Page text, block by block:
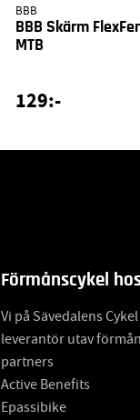
BBB
BBB Skärm
MTB
129:-
Förmånscykel
Vi på Sävedalens
leverantör utav
partners
Active Benefits
Epassibike